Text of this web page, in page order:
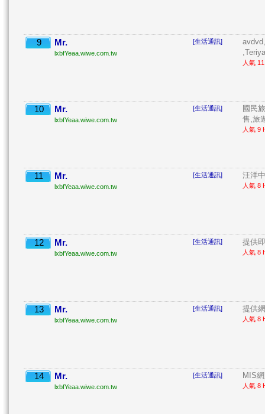
9 Mr.
lxbfYeaa.wiwe.com.tw
[生活通訊]
人氣
10 Mr.
lxbfYeaa.wiwe.com.tw
[生活通訊]
國民
售,旅
人氣 9
11 Mr.
lxbfYeaa.wiwe.com.tw
[生活通訊] 汪洋
人氣 8
12 Mr.
lxbfYeaa.wiwe.com.tw
[生活通訊] 提供
人氣 8
13 Mr.
lxbfYeaa.wiwe.com.tw
[生活通訊] 提供
人氣 8
14 Mr.
lxbfYeaa.wiwe.com.tw
[生活通訊] MIS
人氣 8